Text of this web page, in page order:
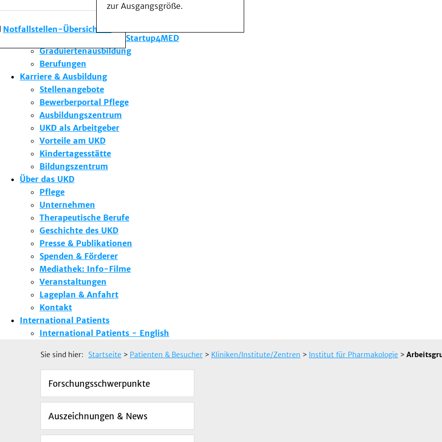
Notfallstellen-Übersicht
zur Ausgangsgröße.
Forschung am UKD
Studium & Lehre
Gründungsförderung Startup4MED
Graduiertenausbildung
Berufungen
Karriere & Ausbildung
Stellenangebote
Bewerberportal Pflege
Ausbildungszentrum
UKD als Arbeitgeber
Vorteile am UKD
Kindertagesstätte
Bildungszentrum
Über das UKD
Pflege
Unternehmen
Therapeutische Berufe
Geschichte des UKD
Presse & Publikationen
Spenden & Förderer
Mediathek: Info-Filme
Veranstaltungen
Lageplan & Anfahrt
Kontakt
International Patients
International Patients - English
Sie sind hier: Startseite > Patienten & Besucher > Kliniken/Institute/Zentren > Institut für Pharmakologie >
Forschungsschwerpunkte
Auszeichnungen & News